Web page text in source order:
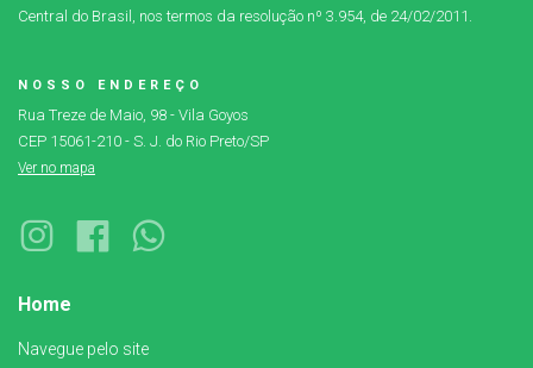
Central do Brasil, nos termos da resolução nº 3.954, de 24/02/2011.
NOSSO ENDEREÇO
Rua Treze de Maio, 98 - Vila Goyos
CEP 15061-210 - S. J. do Rio Preto/SP
Ver no mapa
Home
Navegue pelo site